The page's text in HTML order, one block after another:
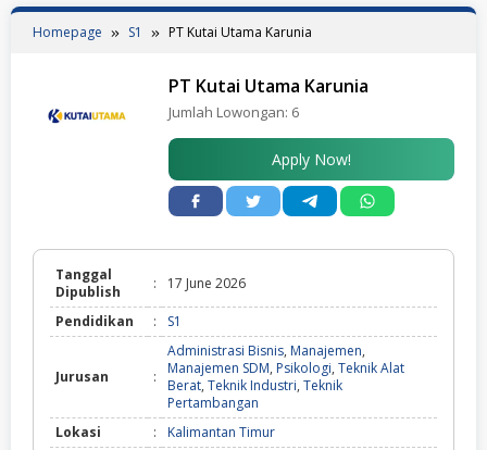
Homepage S1 PT Kutai Utama Karunia
PT Kutai Utama Karunia
Jumlah Lowongan: 6
Apply Now!
Tanggal
Dipublish
: 17 June 2026
Pendidikan : S1
Jurusan :
Administrasi Bisnis, Manajemen,
Manajemen SDM, Psikologi, Teknik Alat
Berat, Teknik Industri, Teknik
Pertambangan
Lokasi
:
Kalimantan Timur